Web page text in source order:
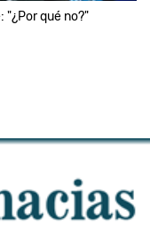
"¿Por qué no?"